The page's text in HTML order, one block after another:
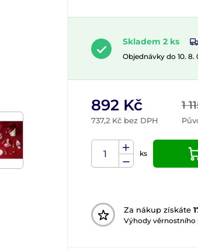
Skladem 2 ks
Objednávky do 10.
1
892 Kč
737,2 Kč bez DPH
ks
Za nákup získáte
Výhody věrnostního